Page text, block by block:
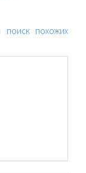
поиск похожих